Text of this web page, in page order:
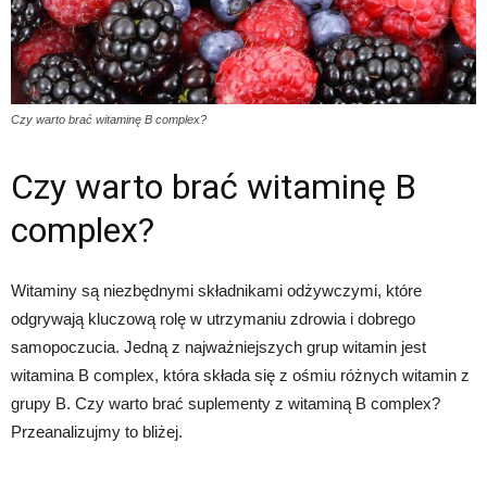
Czy warto brać witaminę B complex?
Czy warto brać witaminę B
complex?
Witaminy są niezbędnymi składnikami odżywczymi, które
odgrywają kluczową rolę w utrzymaniu zdrowia i dobrego
samopoczucia. Jedną z najważniejszych grup witamin jest
witamina B complex, która składa się z ośmiu różnych witamin z
grupy B. Czy warto brać suplementy z witaminą B complex?
Przeanalizujmy to bliżej.